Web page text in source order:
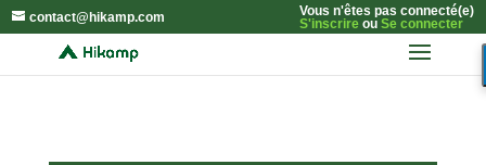
contact@hikamp.com
Vous n'êtes pas connecté(e)
S'inscrireou Se connecter